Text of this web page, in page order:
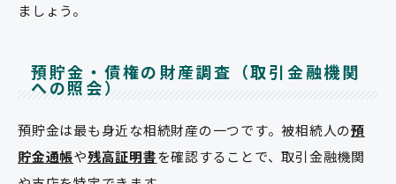
ましょう。
預貯金・債権の財産調査（取引金融機関
への照会）
預貯金は最も身近な相続財産の一つです。被相続人の預
貯金通帳や残高証明書を確認することで、取引金融機関